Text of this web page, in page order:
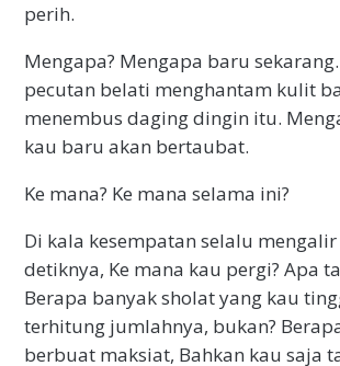
perih.
Mengapa? Mengapa baru
pecutan belati menghantam kulit
menembus daging dingin itu.
kau baru akan bertaubat.
Ke mana? Ke mana selama ini?
Di kala kesempatan selalu
detiknya, Ke mana kau pergi? Apa
Berapa banyak sholat yang kau
terhitung jumlahnya, bukan?
berbuat maksiat, Bahkan kau saja